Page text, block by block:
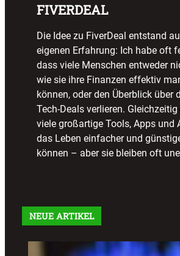
FIVERDEAL
Die Idee zu FiverDeal entstand
eigenen Erfahrung: Ich habe oft
dass viele Menschen entweder
wie sie ihre Finanzen effektiv
können, oder den Überblick über
Tech-Deals verlieren.
viele großartige Tools, Apps und
das Leben einfacher und
können – aber sie bleiben oft
NEUE ARTIKEL